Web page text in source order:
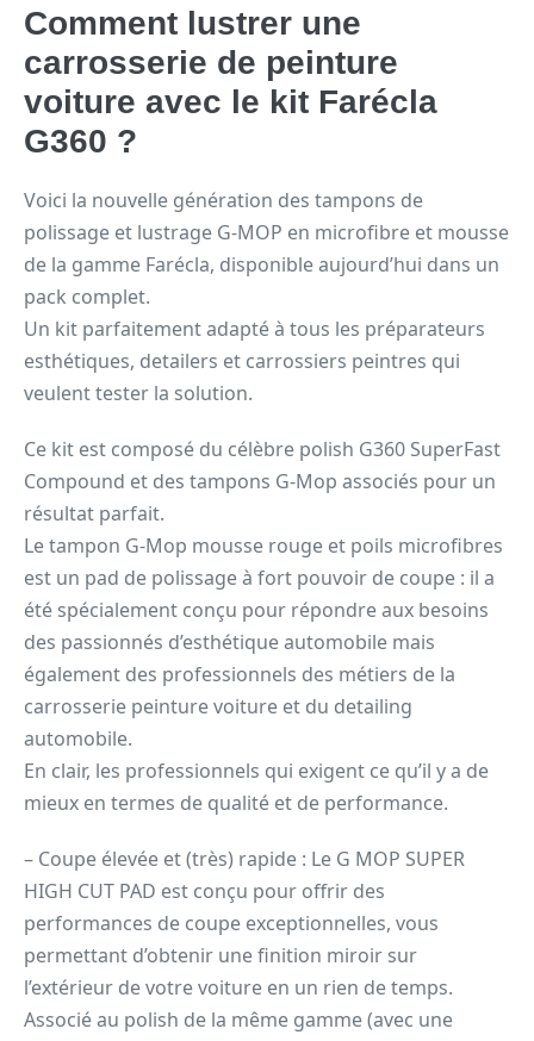
Comment lustrer une
carrosserie de peinture
voiture avec le kit Farécla
G360 ?
Voici la nouvelle génération des tampons de
polissage et lustrage G-MOP en microfibre et mousse
de la gamme Farécla, disponible aujourd’hui dans un
pack complet.
Un kit parfaitement adapté à tous les préparateurs
esthétiques, detailers et carrossiers peintres qui
veulent tester la solution.
Ce kit est composé du célèbre polish G360 SuperFast
Compound et des tampons G-Mop associés pour un
résultat parfait.
Le tampon G-Mop mousse rouge et poils microfibres
est un pad de polissage à fort pouvoir de coupe : il a
été spécialement conçu pour répondre aux besoins
des passionnés d’esthétique automobile mais
également des professionnels des métiers de la
carrosserie peinture voiture et du detailing
automobile.
En clair, les professionnels qui exigent ce qu’il y a de
mieux en termes de qualité et de performance.
– Coupe élevée et (très) rapide : Le G MOP SUPER
HIGH CUT PAD est conçu pour offrir des
performances de coupe exceptionnelles, vous
permettant d’obtenir une finition miroir sur
l’extérieur de votre voiture en un rien de temps.
Associé au polish de la même gamme (avec une